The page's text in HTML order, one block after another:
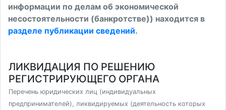
информации по делам об экономической
несостоятельности (банкротстве)) находится в
разделе публикации сведений.
ЛИКВИДАЦИЯ ПО РЕШЕНИЮ
РЕГИСТРИРУЮЩЕГО ОРГАНА
Перечень юридических лиц (индивидуальных
предпринимателей), ликвидируемых (деятельность которых